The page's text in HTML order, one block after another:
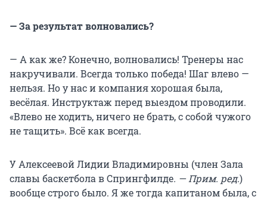
— За результат волновались?
— А как же? Конечно, волновались! Тренеры нас
накручивали. Всегда только победа! Шаг влево —
нельзя. Но у нас и компания хорошая была,
весёлая. Инструктаж перед выездом проводили.
«Влево не ходить, ничего не брать, с собой чужого
не тащить». Всё как всегда.
У Алексеевой Лидии Владимировны (член Зала
славы баскетбола в Спрингфилде. —Прим. ред.)
вообще строго было. Я же тогда капитаном была, с